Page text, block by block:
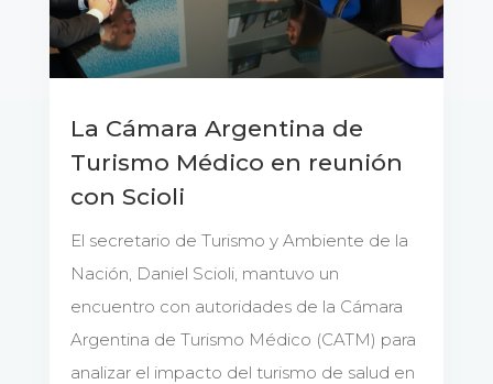
La Cámara Argentina de
Turismo Médico en reunión
con Scioli
El secretario de Turismo y Ambiente de la
Nación, Daniel Scioli, mantuvo un
encuentro con autoridades de la Cámara
Argentina de Turismo Médico (CATM) para
analizar el impacto del turismo de salud en